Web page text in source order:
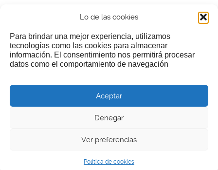
Lo de las cookies
Para brindar una mejor experiencia, utilizamos
tecnologías como las cookies para almacenar
información. El consentimiento nos permitirá procesar
datos como el comportamiento de navegación
Aceptar
Denegar
Ver preferencias
Política de cookies
¿Nos invitas a un cafecillo?
Si te gusta nuestra web puedes echar limosna a estos